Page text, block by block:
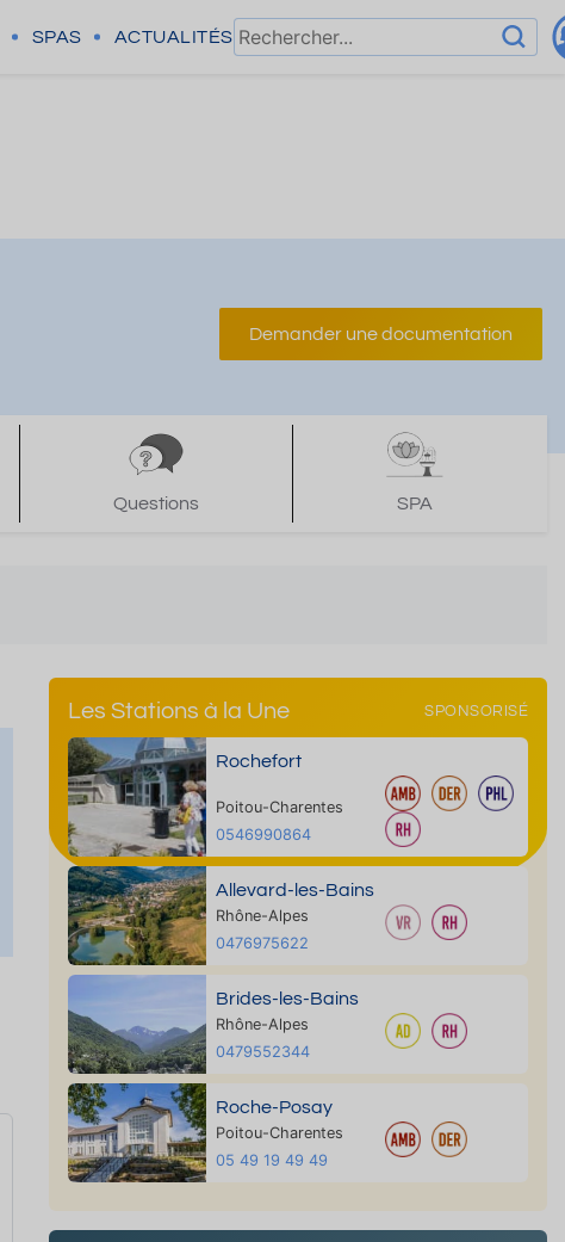
SPAS ACTUALITÉS
Demander une documentation
Questions SPA
Les Stations à la Une SPONSORISÉ
Rochefort
Poitou-Charentes
0546990864
Allevard-les-Bains
Rhône-Alpes
0476975622
Brides-les-Bains
Rhône-Alpes
0479552344
Roche-Posay
Poitou-Charentes
05 49 19 49 49